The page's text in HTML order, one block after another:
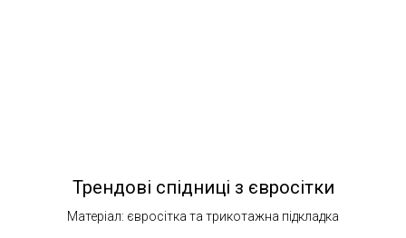
Трендові спідниці з євросітки
Матеріал: євросітка та трикотажна підкладка